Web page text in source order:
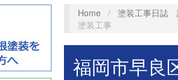
Home / 塗装工事日誌
塗装工事
福岡市早